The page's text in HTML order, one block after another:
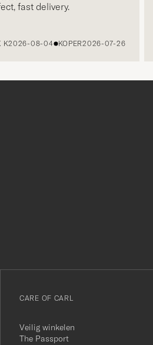
fast delivery.
2026-08-04 KOPER2026-07-26
CARE OF CARL
Veilig winkelen
The Passport